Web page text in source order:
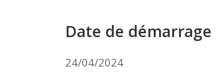
Date de démarrage
24/04/2024